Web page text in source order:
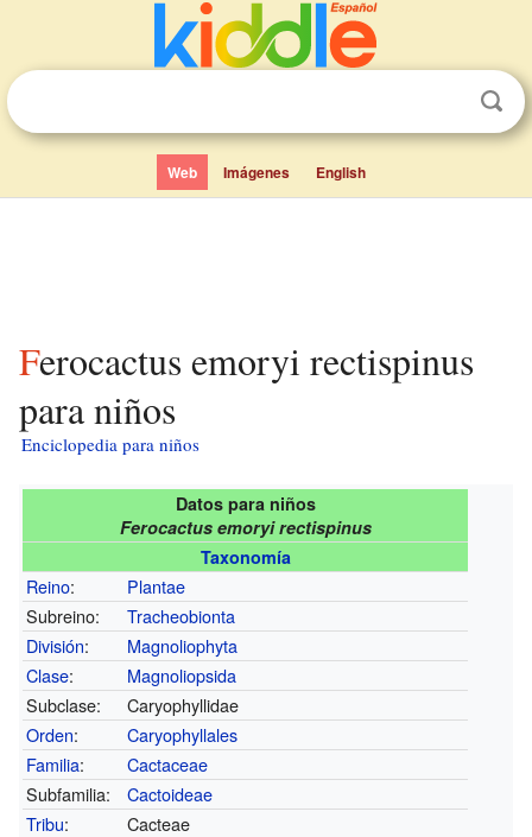
Web Imágenes English
Ferocactus emoryi rectispinus
para niños
Enciclopedia para niños
Datos para niños
Ferocactus emoryi rectispinus
Taxonomía
Reino:
Plantae
Subreino:
Tracheobionta
División:
Magnoliophyta
Clase:
Magnoliopsida
Subclase:
Caryophyllidae
Orden:
Caryophyllales
Familia:
Cactaceae
Subfamilia:
Cactoideae
Tribu:
Cacteae